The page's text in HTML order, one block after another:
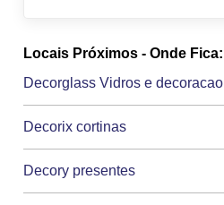
Locais Próximos - Onde Fica:
Decorglass Vidros e decoracao
Decorix cortinas
Decory presentes